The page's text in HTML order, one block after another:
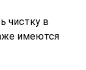
чистку в
имеются